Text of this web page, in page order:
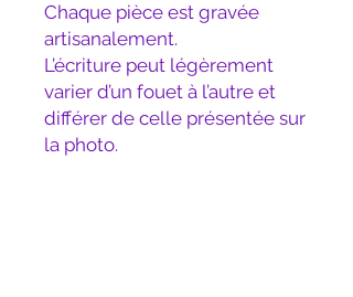
Chaque pièce est gravée
artisanalement.
L’écriture peut légèrement
varier d’un fouet à l’autre et
différer de celle présentée sur
la photo.